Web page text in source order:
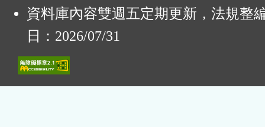
資料庫內容雙週五定期更新，法規整
日：2026/07/31